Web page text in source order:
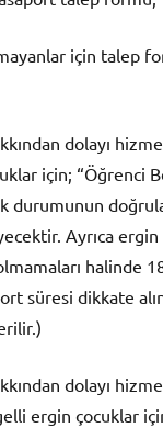
için talep
dolayı
için; “Öğrenci
durumunun
Ayrıca ergin
halinde
süresi dikkate
dolayı
ergin çocuklar